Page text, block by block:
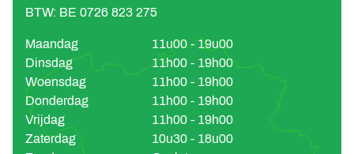
BTW: BE 0726 823 275
Maandag
11u00 - 19u00
Dinsdag
11h00 - 19h00
Woensdag
11h00 - 19h00
Donderdag
11h00 - 19h00
Vrijdag
11h00 - 19h00
Zaterdag
10u30 - 18u00